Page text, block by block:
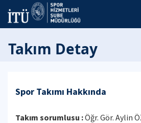
Takım Detay
Spor Takımı Hakkında
Takım sorumlusu :Öğr. Gör. Aylin